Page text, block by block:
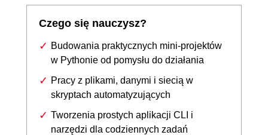
Czego się nauczysz?
Budowania praktycznych mini-projektów
w Pythonie od pomysłu do działania
Pracy z plikami, danymi i siecią w
skryptach automatyzujących
Tworzenia prostych aplikacji CLI i
narzędzi dla codziennych zadań